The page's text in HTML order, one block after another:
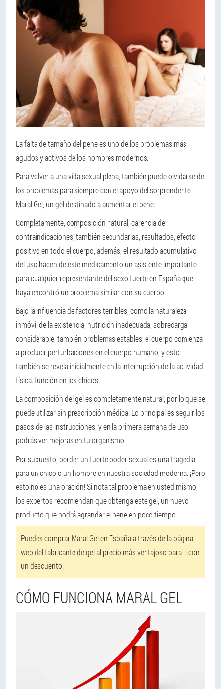
La falta de tamaño del pene es uno de los problemas más
agudos y activos de los hombres modernos.
Para volver a una vida sexual plena, también puede olvidarse de
los problemas para siempre con el apoyo del sorprendente
Maral Gel, un gel destinado a aumentar el pene.
Completamente, composición natural, carencia de
contraindicaciones, también secundarias, resultados, efecto
positivo en todo el cuerpo, además, el resultado acumulativo
del uso hacen de este medicamento un asistente importante
para cualquier representante del sexo fuerte en España que
haya encontró un problema similar con su cuerpo.
Bajo la influencia de factores terribles, como la naturaleza
inmóvil de la existencia, nutrición inadecuada, sobrecarga
considerable, también problemas estables, el cuerpo comienza
a producir perturbaciones en el cuerpo humano, y esto
también se revela inicialmente en la interrupción de la actividad
física. función en los chicos.
La composición del gel es completamente natural, por lo que se
puede utilizar sin prescripción médica. Lo principal es seguir los
pasos de las instrucciones, y en la primera semana de uso
podrás ver mejoras en tu organismo.
Por supuesto, perder un fuerte poder sexual es una tragedia
para un chico o un hombre en nuestra sociedad moderna. ¡Pero
esto no es una oración! Si nota tal problema en usted mismo,
los expertos recomiendan que obtenga este gel, un nuevo
producto que podrá agrandar el pene en poco tiempo.
Puedes comprar Maral Gel en España a través de la página
web del fabricante de gel al precio más ventajoso para ti con
un descuento.
CÓMO FUNCIONA MARAL GEL